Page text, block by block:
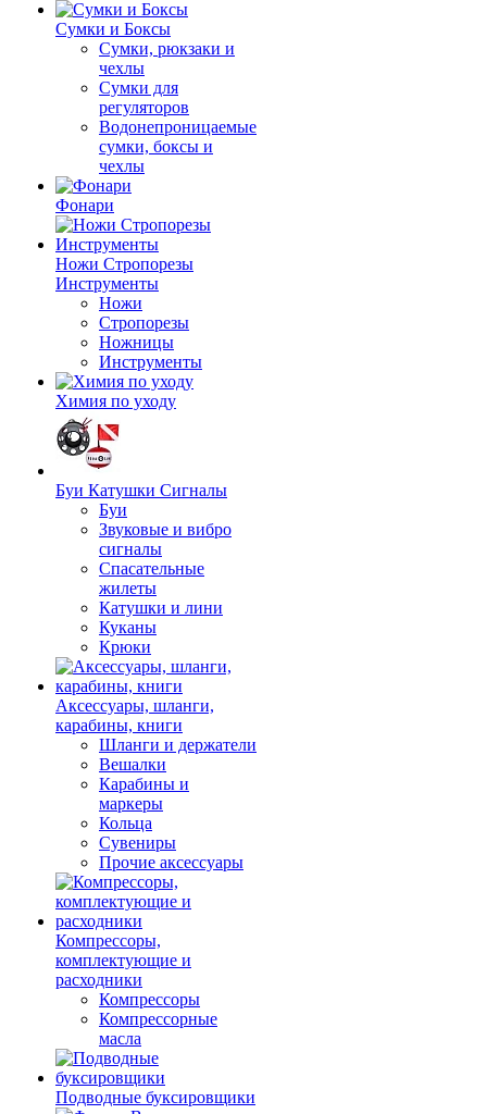
Сумки и Боксы
Сумки, рюкзаки и
чехлы
Сумки для
регуляторов
Водонепроницаемые
сумки, боксы и
чехлы
Фонари
Ножи Стропорезы
Инструменты
Ножи
Стропорезы
Ножницы
Инструменты
Химия по уходу
Буи Катушки Сигналы
Буи
Звуковые и вибро
сигналы
Спасательные
жилеты
Катушки и лини
Куканы
Крюки
Аксессуары, шланги,
карабины, книги
Шланги и держатели
Вешалки
Карабины и
маркеры
Кольца
Сувениры
Прочие аксессуары
Компрессоры,
комплектующие и
расходники
Компрессоры
Компрессорные
масла
Подводные буксировщики